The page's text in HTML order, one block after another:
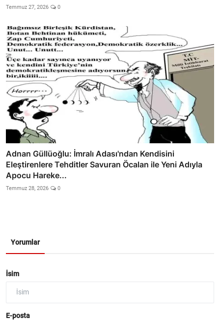
Temmuz 27, 2026 0
Adnan Güllüoğlu: İmralı Adası'ndan Kendisini
Eleştirenlere Tehditler Savuran Öcalan ile Yeni Adıyla
Apocu Hareke...
Temmuz 28, 2026 0
Yorumlar
İsim
E-posta